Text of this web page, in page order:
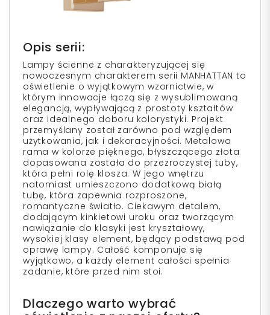
Opis serii:
Lampy ścienne z charakteryzującej się
nowoczesnym charakterem serii MANHATTAN to
oświetlenie o wyjątkowym wzornictwie, w
którym innowacje łączą się z wysublimowaną
elegancją, wypływającą z prostoty kształtów
oraz idealnego doboru kolorystyki. Projekt
przemyślany został zarówno pod względem
użytkowania, jak i dekoracyjności. Metalowa
rama w kolorze pięknego, błyszczącego złota
dopasowana została do przezroczystej tuby,
która pełni rolę klosza. W jego wnętrzu
natomiast umieszczono dodatkową białą
tubę, która zapewnia rozproszone,
romantyczne światło. Ciekawym detalem,
dodającym kinkietowi uroku oraz tworzącym
nawiązanie do klasyki jest kryształowy,
wysokiej klasy element, będący podstawą pod
oprawę lampy. Całość komponuje się
wyjątkowo, a każdy element całości spełnia
zadanie, które przed nim stoi.
Dlaczego warto wybrać